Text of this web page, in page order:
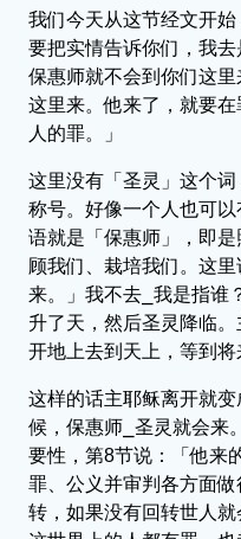
我们今天从这节经文开
要把实情告诉你们，我去
保惠师就不会到你们这
这里来。他来了，就要
人的罪。」
这里没有「圣灵」这个
称号。好像一个人也可
语就是「保惠师」，即
顾我们、栽培我们。这
来。」我不去⎯我是指谁
升了天，然后圣灵降临
开地上去到天上，等到将
这样的话主耶稣离开就
候，保惠师⎯圣灵就会来
要性，第8节说：「他来
罪、公义并审判各方面
转，如果没有回转世人